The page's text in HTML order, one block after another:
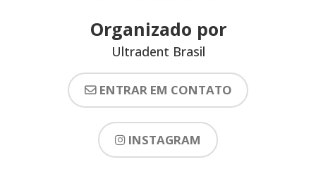
Organizado por
Ultradent Brasil
ENTRAR EM CONTATO
INSTAGRAM